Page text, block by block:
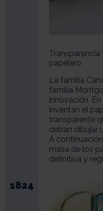
papelero
La familia
familia
innovación.
inventan el
transparente
deban dibujar
A
masa de los
definitiva y
1824